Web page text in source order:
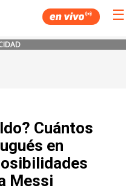
☰
Cuántos
en
Messi